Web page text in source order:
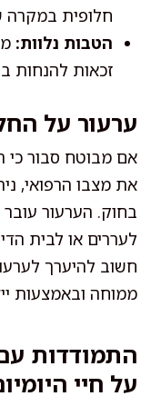
חלופית במקרה
הטבות נלוות:
זכאות להנחות
ערעור על
אם מבוטח סבור כי
את מצבו הרפואי,
בחוק. הערעור עובר
לעררים או לבית
חשוב להיערך
ממוחה ובאמצעות
התמודדות
על חיי